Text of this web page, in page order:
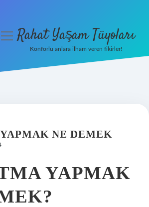
menüyüRahat Yaşam Tüyoları
Konforlu anlara ilham veren fikirler!
NE DEMEK
YAPMAK